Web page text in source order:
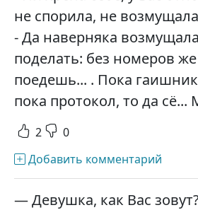
не спорила, не
- Да наверняка
поделать: без номеров
поедешь... . Пока
пока протокол, то да сё...
2 0
Добавить комментарий
— Девушка, как Вас